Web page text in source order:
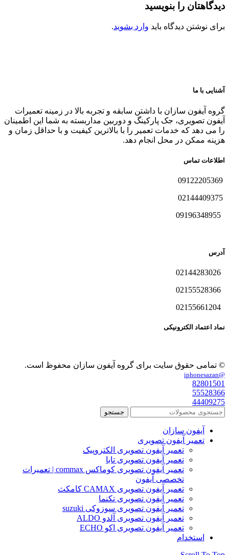
دیدگاهتان را بنویسید
برای نوشتن دیدگاه باید وارد بشوید.
آشنایی با ما
گروه آیفون سازان با داشتن سابقه و تجربه بالا در زمینه تعمیرات
آیفون تصویری، جک پارکینگ و دوربین مداربسته به شما این اطمینان
را می دهد که خدمات تعمیر را با بالاترین کیفیت و با حداقل زمان و
هزینه ممکن در محل انجام دهد.
اطلاعات تماس
آدرس
نماد اعتماد الکترونیکی
© تمامی حقوق سایت برای گروه آیفون سازان محفوظ است.
@iphonesazan
82801501
55528366
44409275
جستجو
آیفون سازان
تعمیر آیفون تصویری
تعمیر آیفون تصویری الکتروپیک
تعمیر آیفون تصویری تابا
تعمیر آیفون تصویری کوماکس commax | تعمیرات
تخصصی آیفون
تعمیر آیفون تصویری CAMAX کامکث
تعمیر آیفون تصویری تکنما
تعمیر آیفون تصویری سوزوکی suzuki
تعمیر آیفون تصویری آلدو ALDO
تعمیر آیفون تصویری اکو ECHO
استخدام